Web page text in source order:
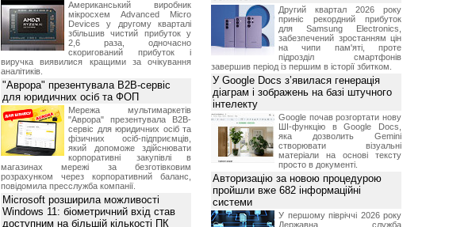
Американський виробник
мікросхем Advanced Micro
Devices у другому кварталі
збільшив чистий прибуток у
2,6 раза, одночасно
скоригований прибуток і
виручка виявилися кращими за очікування
аналітиків.
"Аврора" презентувала B2B-сервіс
для юридичних осіб та ФОП
Мережа мультимаркетів
"Аврора" презентувала B2B-
сервіс для юридичних осіб та
фізичних осіб-підприємців,
який допоможе здійснювати
корпоративні закупівлі в
магазинах мережі за безготівковим
розрахунком через корпоративний баланс,
повідомила пресслужба компанії.
Microsoft розширила можливості
Windows 11: біометричний вхід став
доступним на більшій кількості ПК
Другий квартал 2026 року
приніс рекордний прибуток
для Samsung Electronics,
забезпечений зростанням цін
на чипи пам'яті, проте
підрозділ смартфонів
завершив період із першим в історії збитком.
У Google Docs з’явилася генерація
діаграм і зображень на базі штучного
інтелекту
Google почав розгортати нову
ШІ-функцію в Google Docs,
яка дозволить Gemini
створювати візуальні
матеріали на основі тексту
просто в документі.
Авторизацію за новою процедурою
пройшли вже 682 інформаційні
системи
У першому півріччі 2026 року
Державна служба